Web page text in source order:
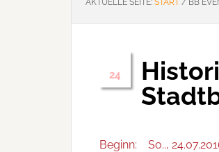
AKTUELLE SEITE: START / BB
24
Beginn: So..,